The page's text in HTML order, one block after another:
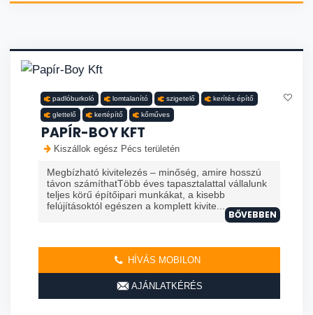
padlóburkoló lomtalanító szigetelő kerítés építő
glettelő kertépítő kőműves
PAPÍR-BOY KFT
Kiszállok egész Pécs területén
Megbízható kivitelezés – minőség, amire hosszú
távon számíthatTöbb éves tapasztalattal vállalunk
teljes körű építőipari munkákat, a kisebb
felújításoktól egészen a komplett kivite...
BŐVEBBEN
HÍVÁS MOBILON
AJÁNLATKÉRÉS